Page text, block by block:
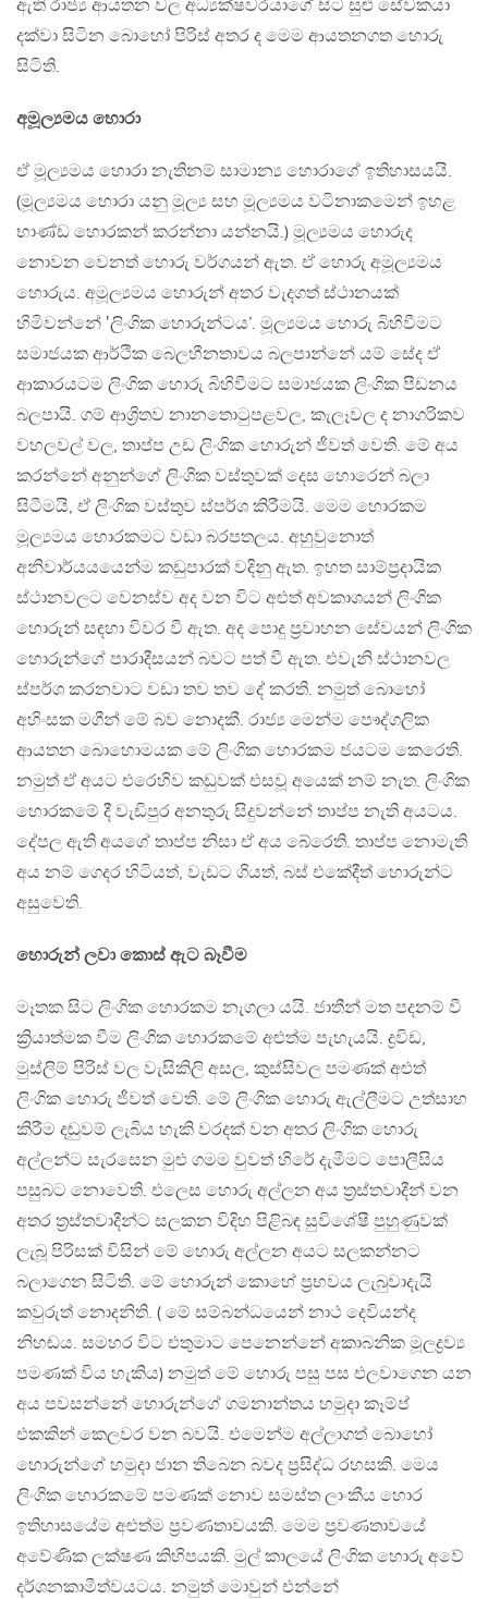
ඇති රාජ්‍ය ආයතන වල අධ්‍යක්ෂවරයාගේ සිට සුළු සේවකයා
දක්වා සිටින බොහෝ පිරිස් අතර ද මෙම ආයතනගත හොරු
සිටිති.
අමූල්‍යමය හොරා
ඒ මූල්‍යමය හොරා නැතිනම් සාමාන්‍ය හොරාගේ ඉතිහාසයයි.
(මූල්‍යමය හොරා යනු මූල්‍ය සහ මූල්‍යමය වටිනාකමෙන් ඉහළ
භාණ්ඩ හොරකන් කරන්නා යන්නයි.) මූල්‍යමය හොරුද
නොවන වෙනත් හොරු වර්ගයන් ඇත. ඒ හොරු අමූල්‍යමය
හොරුය. අමූල්‍යමය හොරුන් අතර වැදගත් ස්ථානයක්
හිමිවන්නේ ‛ලිංගික හොරුන්ටය’. මූල්‍යමය හොරු බිහිවීමට
සමාජයක ආර්ථික බෙලහීනතාවය බලපාන්නේ යම් සේද ඒ
ආකාරයටම ලිංගික හොරු බිහිවීමට සමාජයක ලිංගික පීඩනය
බලපායි. ගම් ආශ්‍රිතව නානතොටුපළවල, කැලෑවල ද නාගරිකව
වහලවල් වල, තාප්ප උඩ ලිංගික හොරුන් ජීවත් වෙති. මේ අය
කරන්නේ අනුන්ගේ ලිංගික වස්තුවක් දෙස හොරෙන් බලා
සිටීමයි, ඒ ලිංගික වස්තුව ස්පර්ශ කිරීමයි. මෙම හොරකම
මූල්‍යමය හොරකමට වඩා බරපතලය. අහුවුනොත්
අනිවාර්යයයෙන්ම කඩුපාරක් වදිනු ඇත. ඉහත සාම්ප්‍රදායික
ස්ථානවලට වෙනස්ව අද වන විට අළුත් අවකාශයන් ලිංගික
හොරුන් සඳහා විවර වී ඇත. අද පොදු ප්‍රවාහන සේවයන් ලිංගික
හොරුන්ගේ පාරාදීසයන් බවට පත් වී ඇත. එවැනි ස්ථානවල
ස්පර්ශ කරනවාට වඩා තව තව දේ කරති. නමුත් බොහෝ
අහිංසක මගීන් මේ බව නොදකී. රාජ්‍ය මෙන්ම පෞද්ගලික
ආයතන බොහොමයක මේ ලිංගික හොරකම ජයටම කෙරෙති.
නමුත් ඒ අයට එරෙහිව කඩුවක් එසවූ අයෙක් නම් නැත. ලිංගික
හොරකමේ දී වැඩිපුර අනතුරු සිදුවන්නේ තාප්ප නැති අයටය.
දේපල ඇති අයගේ තාප්ප නිසා ඒ අය බේරෙති. තාප්ප නොමැති
අය නම් ගෙදර හිටියත්, වැඩට ගියත්, බස් එකේදීත් හොරුන්ට
අසුවෙති.
හොරුන් ලවා කොස් ඇට බෑවීම
මෑතක සිට ලිංගික හොරකම නැගලා යයි. ජාතීන් මත පදනම් වී
ක්‍රියාත්මක වීම ලිංගික හොරකමේ අළුත්ම පැහැයයි. ද්‍රවිඩ,
මුස්ලිම් පිරිස් වල වැසිකිලි අසල, කුස්සිවල පමණක් අළුත්
ලිංගික හොරු ජීවත් වෙති. මේ ලිංගික හොරු ඇල්ලීමට උත්සාහ
කිරීම දඬුවම් ලැබිය හැකි වරදක් වන අතර ලිංගික හොරු
අල්ලන්ට සැරසෙන මුළු ගමම වුවත් හිරේ දැමීමට පොලීසිය
පසුබට නොවෙති. එලෙස හොරු අල්ලන අය ත්‍රස්තවාදීන් වන
අතර ත්‍රස්තවාදීන්ට සලකන විදිහ පිළිබඳ සුවිශේෂී පුහුණුවක්
ලැබූ පිරිසක් විසින් මේ හොරු අල්ලන අයට සලකන්නට
බලාගෙන සිටිති. මේ හොරුන් කොහේ ප්‍රභවය ලැබුවාදැයි
කවුරුත් නොදනිති. ( මේ සම්බන්ධයෙන් නාථ දෙවියන්ද
නිහඬය. සමහර විට එතුමාට පෙනෙන්නේ අකාබනික මූලද්‍රව්‍ය
පමණක් විය හැකිය) නමුත් මේ හොරු පසු පස එලවාගෙන යන
අය පවසන්නේ හොරුන්ගේ ගමනාන්තය හමුදා කෑම්ප්
එකකින් කෙලවර වන බවයි. එමෙන්ම අල්ලාගත් බොහෝ
හොරුන්ගේ හමුදා ජාන තිබෙන බවද ප්‍රසිද්ධ රහසකි. මෙය
ලිංගික හොරකමේ පමණක් නොව සමස්ත ලාංකීය හොර
ඉතිහාසයේම අළුත්ම ප්‍රවණතාවයකි. මෙම ප්‍රවණතාවයේ
අවේණික ලක්ෂණ කිහිපයකි. මුල් කාලයේ ලිංගික හොරු අවේ
දර්ශනකාමීත්වයටය. නමුත් මොවුන් එන්නේ